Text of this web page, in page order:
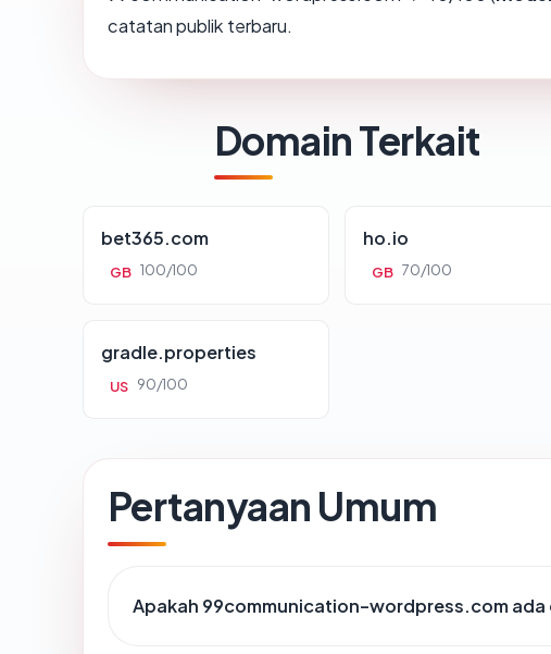
catatan publik terbaru.
Domain Terkait
bet365.com
GB 100/100
ho.io
GB 70/100
gradle.properties
US 90/100
Pertanyaan Umum
Apakah 99communication-wordpress.com ada